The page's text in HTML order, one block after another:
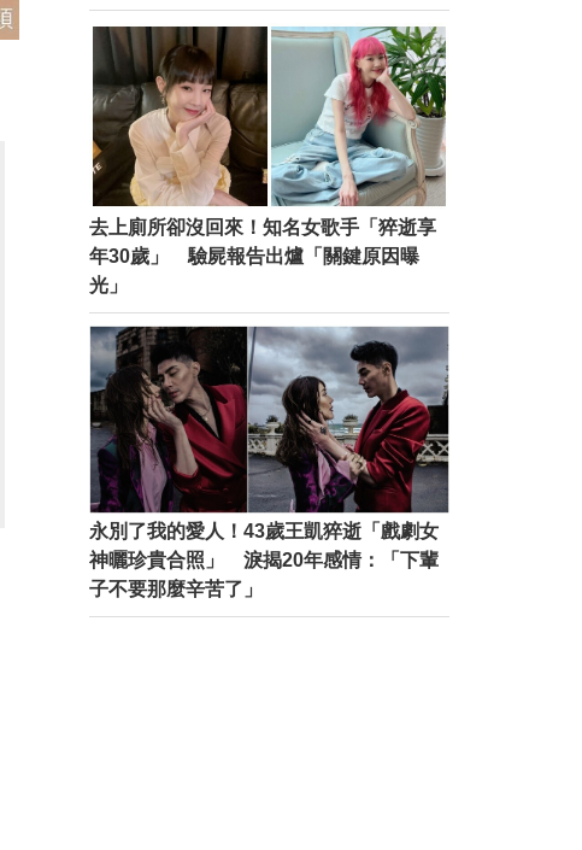
去上廁所卻沒回來！知名女歌手「猝逝享
年30歲」 驗屍報告出爐「關鍵原因曝
光」
永別了我的愛人！43歲王凱猝逝「戲劇女
神曬珍貴合照」 淚揭20年感情：「下輩
子不要那麼辛苦了」